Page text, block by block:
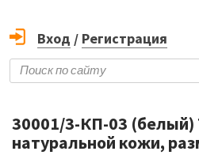
Вход / Регистрация
30001/3-КП-03 (белый)
натуральной кожи,